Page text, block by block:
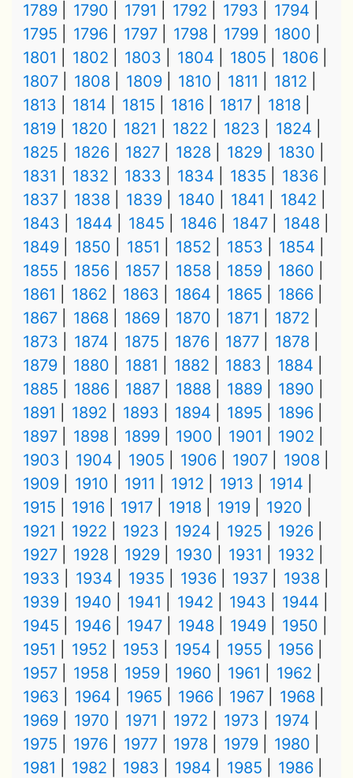
1789
1790 1791 1792 1793
1794
1795
1796 1797 1798 1799
1800
1801
1802 1803 1804 1805
1806
1807
1808 1809 1810 1811
1812
1813
1814 1815 1816 1817
1818
1819
1820 1821 1822 1823
1824
1825
1826 1827 1828 1829
1830
1831
1832 1833 1834 1835
1836
1837
1838 1839 1840 1841
1842
1843
1844 1845 1846 1847
1848
1849
1850 1851 1852 1853
1854
1855
1856 1857 1858 1859
1860
1861
1862 1863 1864 1865
1866
1867
1868 1869 1870 1871
1872
1873
1874 1875 1876 1877
1878
1879
1880 1881 1882 1883
1884
1885
1886 1887 1888 1889
1890
1891
1892 1893 1894 1895
1896
1897
1898 1899 1900 1901
1902
1903
1904 1905 1906 1907
1908
1909
1910 1911 1912 1913
1914
1915
1916 1917 1918 1919
1920
1921
1922 1923 1924 1925
1926
1927
1928 1929 1930 1931
1932
1933
1934 1935 1936 1937
1938
1939
1940 1941 1942 1943
1944
1945
1946 1947 1948 1949
1950
1951
1952 1953 1954 1955
1956
1957
1958 1959 1960 1961
1962
1963
1964 1965 1966 1967
1968
1969
1970 1971 1972 1973
1974
1975
1976 1977 1978 1979
1980
1981
1982 1983 1984 1985
1986